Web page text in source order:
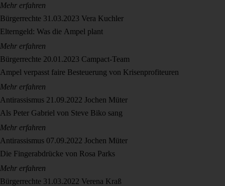
Mehr erfahren
Bürgerrechte 31.03.2023 Vera Kuchler
Elterngeld: Was die Ampel plant
Mehr erfahren
Bürgerrechte 20.01.2023 Campact-Team
Ampel verpasst faire Besteuerung von Krisenprofiteuren
Mehr erfahren
Antirassismus 21.09.2022 Jochen Müter
Als Peter Gabriel von Steve Biko sang
Mehr erfahren
Antirassismus 07.09.2022 Jochen Müter
Die Fingerabdrücke von Rosa Parks
Mehr erfahren
Bürgerrechte 31.03.2022 Verena Kraß